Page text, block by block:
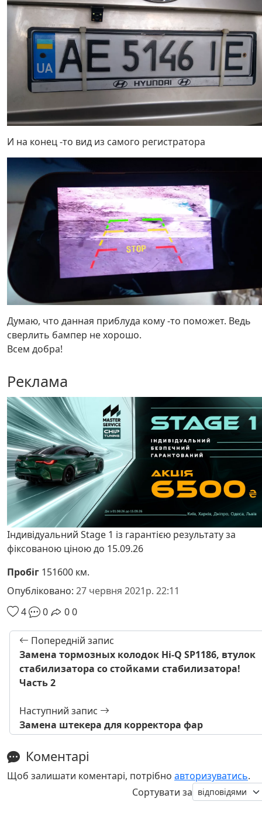
И на конец -то вид из самого регистратора
Думаю, что данная приблуда кому -то поможет. Ведь
сверлить бампер не хорошо.
Всем добра!
Реклама
Індивідуальний Stage 1 із гарантією результату за
фіксованою ціною до 15.09.26
Пробіг 151600 км.
Опубліковано: 27 червня 2021р. 22:11
4
0 00
Попередній запис
Замена тормозных колодок Hi-Q SP1186, втулок
стабилизатора со стойками стабилизатора!
Часть 2
Наступний запис
Замена штекера для корректора фар
Коментарі
Щоб залишати коментарі, потрібно авторизуватись.
Сортувати за